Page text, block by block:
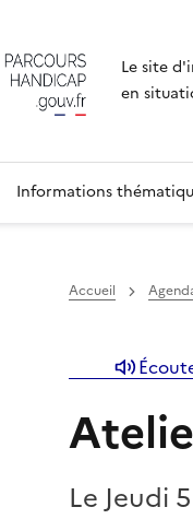
Le site
en
Informations
Accueil
Le Jeudi